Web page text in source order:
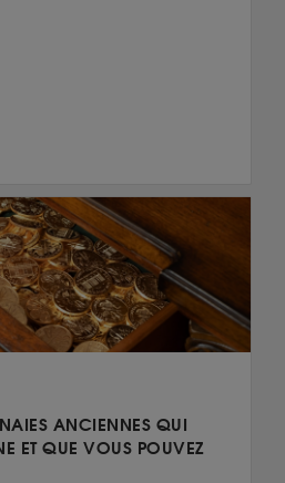
ANCIENNES QUI
ET QUE VOUS POUVEZ